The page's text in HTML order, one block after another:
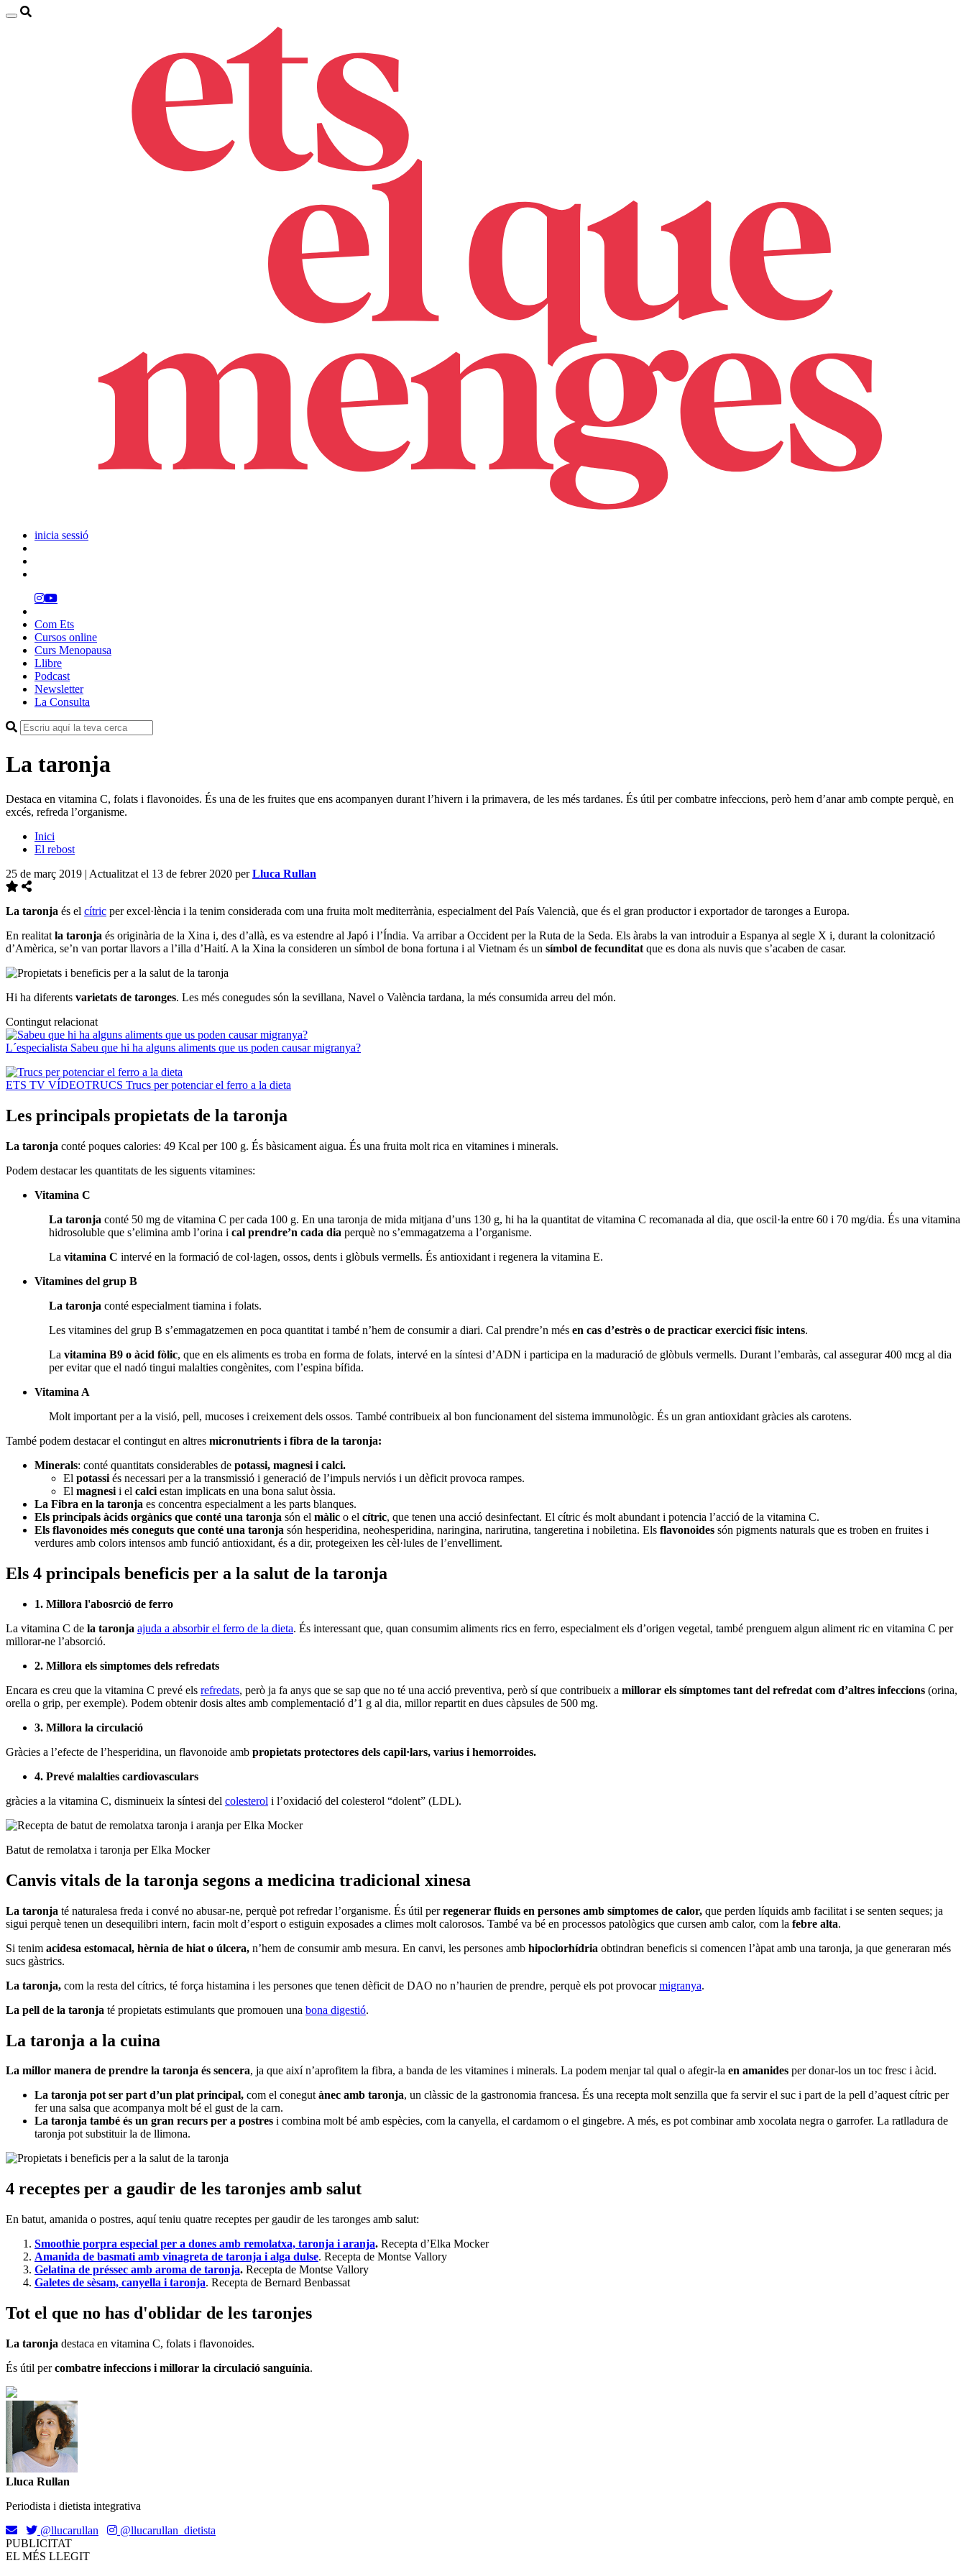
inicia sessió
Com Ets
Cursos online
Curs Menopausa
Llibre
Podcast
Newsletter
La Consulta
La taronja
Destaca en vitamina C, folats i flavonoides. És una de les fruites que ens acompanyen durant l’hivern i la primavera, de les més tardanes. És útil per combatre infeccions, però hem d’anar amb compte perquè, en
excés, refreda l’organisme.
Inici
El rebost
25 de març 2019 | Actualitzat el 13 de febrer 2020 perLluca Rullan
La taronja és el cítric per excel·lència i la tenim considerada com una fruita molt mediterrània, especialment del País Valencià, que és el gran productor i exportador de taronges a Europa.
En realitat la taronja és originària de la Xina i, des d’allà, es va estendre al Japó i l’Índia. Va arribar a Occident per la Ruta de la Seda. Els àrabs la van introduir a Espanya al segle X i, durant la colonització
d’Amèrica, se’n van portar llavors a l’illa d’Haití. A la Xina la consideren un símbol de bona fortuna i al Vietnam és un símbol de fecunditat que es dona als nuvis que s’acaben de casar.
Hi ha diferents varietats de taronges. Les més conegudes són la sevillana, Navel o València tardana, la més consumida arreu del món.
Contingut relacionat
L´especialista Sabeu que hi ha alguns aliments que us poden causar migranya?
ETS TV VÍDEOTRUCS Trucs per potenciar el ferro a la dieta
Les principals propietats de la taronja
La taronja conté poques calories: 49 Kcal per 100 g. És bàsicament aigua. És una fruita molt rica en vitamines i minerals.
Podem destacar les quantitats de les siguents vitamines:
Vitamina C
La taronja conté 50 mg de vitamina C per cada 100 g. En una taronja de mida mitjana d’uns 130 g, hi ha la quantitat de vitamina C recomanada al dia, que oscil·la entre 60 i 70 mg/dia. És una vitamina
hidrosoluble que s’elimina amb l’orina i cal prendre’n cada dia perquè no s’emmagatzema a l’organisme.
La vitamina C intervé en la formació de col·lagen, ossos, dents i glòbuls vermells. És antioxidant i regenera la vitamina E.
Vitamines del grup B
La taronja conté especialment tiamina i folats.
Les vitamines del grup B s’emmagatzemen en poca quantitat i també n’hem de consumir a diari. Cal prendre’n més en cas d’estrès o de practicar exercici físic intens.
La vitamina B9 o àcid fòlic, que en els aliments es troba en forma de folats, intervé en la síntesi d’ADN i participa en la maduració de glòbuls vermells. Durant l’embaràs, cal assegurar 400 mcg al dia
per evitar que el nadó tingui malalties congènites, com l’espina bífida.
Vitamina A
Molt important per a la visió, pell, mucoses i creixement dels ossos. També contribueix al bon funcionament del sistema immunològic. És un gran antioxidant gràcies als carotens.
També podem destacar el contingut en altres micronutrients i fibra de la taronja:
Minerals: conté quantitats considerables de potassi, magnesi i calci.
El potassi és necessari per a la transmissió i generació de l’impuls nerviós i un dèficit provoca rampes.
El magnesi i el calci estan implicats en una bona salut òssia.
La Fibra en la taronja es concentra especialment a les parts blanques.
Els principals àcids orgànics que conté una taronja són el màlic o el cítric, que tenen una acció desinfectant. El cítric és molt abundant i potencia l’acció de la vitamina C.
Els flavonoides més coneguts que conté una taronja són hesperidina, neohesperidina, naringina, narirutina, tangeretina i nobiletina. Els flavonoides són pigments naturals que es troben en fruites i
verdures amb colors intensos amb funció antioxidant, és a dir, protegeixen les cèl·lules de l’envelliment.
Els 4 principals beneficis per a la salut de la taronja
1. Millora l'abosrció de ferro
La vitamina C de la taronja ajuda a absorbir el ferro de la dieta. És interessant que, quan consumim aliments rics en ferro, especialment els d’origen vegetal, també prenguem algun aliment ric en vitamina C per
millorar-ne l’absorció.
2. Millora els simptomes dels refredats
Encara es creu que la vitamina C prevé els refredats, però ja fa anys que se sap que no té una acció preventiva, però sí que contribueix a millorar els símptomes tant del refredat com d’altres infeccions (orina,
orella o grip, per exemple). Podem obtenir dosis altes amb complementació d’1 g al dia, millor repartit en dues càpsules de 500 mg.
3. Millora la circulació
Gràcies a l’efecte de l’hesperidina, un flavonoide amb propietats protectores dels capil·lars, varius i hemorroides.
4. Prevé malalties cardiovasculars
gràcies a la vitamina C, disminueix la síntesi del colesterol i l’oxidació del colesterol “dolent” (LDL).
Batut de remolatxa i taronja per Elka Mocker
Canvis vitals de la taronja segons a medicina tradicional xinesa
La taronja té naturalesa freda i convé no abusar-ne, perquè pot refredar l’organisme. És útil perregenerar fluids en persones amb símptomes de calor, que perden líquids amb facilitat i se senten seques; ja
sigui perquè tenen un desequilibri intern, facin molt d’esport o estiguin exposades a climes molt calorosos. També va bé en processos patològics que cursen amb calor, com la febre alta.
Si tenim acidesa estomacal, hèrnia de hiat o úlcera, n’hem de consumir amb mesura. En canvi, les persones amb hipoclorhídria obtindran beneficis si comencen l’àpat amb una taronja, ja que generaran més
sucs gàstrics.
La taronja, com la resta del cítrics, té força histamina i les persones que tenen dèficit de DAO no n’haurien de prendre, perquè els pot provocarmigranya.
La pell de la taronja té propietats estimulants que promouen una bona digestió.
La taronja a la cuina
La millor manera de prendre la taronja és sencera, ja que així n’aprofitem la fibra, a banda de les vitamines i minerals. La podem menjar tal qual o afegir-la en amanides per donar-los un toc fresc i àcid.
La taronja pot ser part d’un plat principal, com el conegutànec amb taronja, un clàssic de la gastronomia francesa. És una recepta molt senzilla que fa servir el suc i part de la pell d’aquest cítric per
fer una salsa que acompanya molt bé el gust de la carn.
La taronja també és un gran recurs per a postres i combina molt bé amb espècies, com la canyella, el cardamom o el gingebre. A més, es pot combinar amb xocolata negra o garrofer. La ratlladura de
taronja pot substituir la de llimona.
4 receptes per a gaudir de les taronjes amb salut
En batut, amanida o postres, aquí teniu quatre receptes per gaudir de les taronges amb salut:
Smoothie porpra especial per a dones amb remolatxa, taronja i aranja. Recepta d’Elka Mocker
Amanida de basmati amb vinagreta de taronja i alga dulse. Recepta de Montse Vallory
Gelatina de préssec amb aroma de taronja. Recepta de Montse Vallory
Galetes de sèsam, canyella i taronja. Recepta de Bernard Benbassat
Tot el que no has d'oblidar de les taronjes
La taronja destaca en vitamina C, folats i flavonoides.
És útil percombatre infeccions i millorar la circulació sanguínia.
Lluca Rullan
Periodista i dietista integrativa
@llucarullan
@llucarullan_dietista
PUBLICITAT
EL MÉS LLEGIT